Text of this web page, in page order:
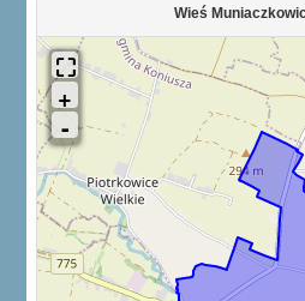
Wieś